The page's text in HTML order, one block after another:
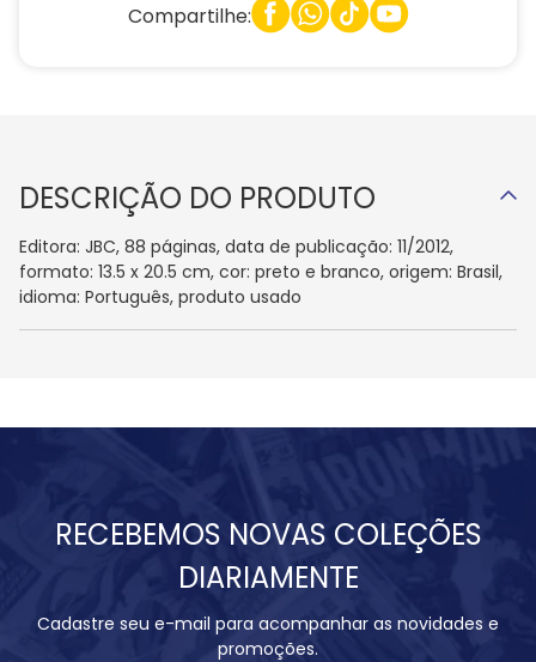
Compartilhe:
DESCRIÇÃO DO PRODUTO
Editora: JBC, 88 páginas, data de publicação: 11/2012,
formato: 13.5 x 20.5 cm, cor: preto e branco, origem: Brasil,
idioma: Português, produto usado
RECEBEMOS NOVAS COLEÇÕES
DIARIAMENTE
Cadastre seu e-mail para acompanhar as novidades e
promoções.